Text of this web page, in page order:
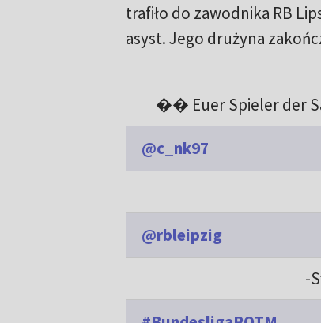
trafiło do zawodnika RB
asyst. Jego drużyna
�� Euer Spieler der
@c_nk97
@rbleipzig
-